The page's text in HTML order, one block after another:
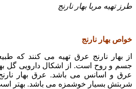
طرز تهیه مربا بهار نارنج
خواص بهار نارنج
از بهار نارنج عرق تهیه می کنند که
جسم و روح است. از اشکال دارویی گل
عرق و اسانس می باشد. عرق بهار
شربتش بسیار خوشمزه می باشد. بهتر است